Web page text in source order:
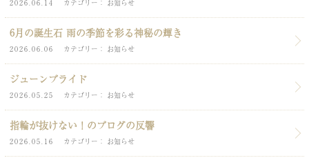
2026.06.14 カテゴリー お知らせ
6月の誕生石 雨の季節を彩る神秘の輝き
2026.06.06 カテゴリー お知らせ
ジューンブライド
2026.05.25 カテゴリー お知らせ
指輪が抜けない！のブログの反響
2026.05.16 カテゴリー お知らせ